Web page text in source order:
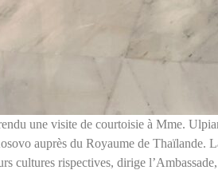
une visite de courtoisie à Mme.
auprès du Royaume de Thaïlande.
cultures rispectives, dirige